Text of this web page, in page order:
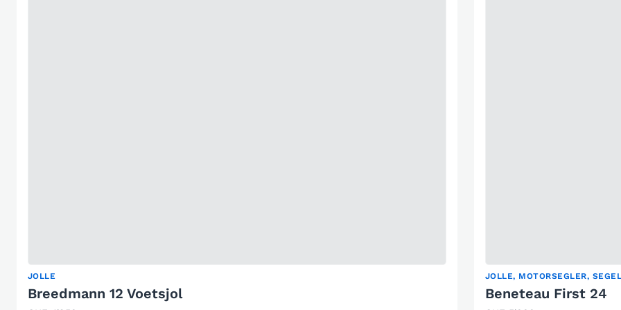
JOLLE
Breedmann 12 Voetsjol
JOLLE, MOTORSEGLER,
Beneteau First 24